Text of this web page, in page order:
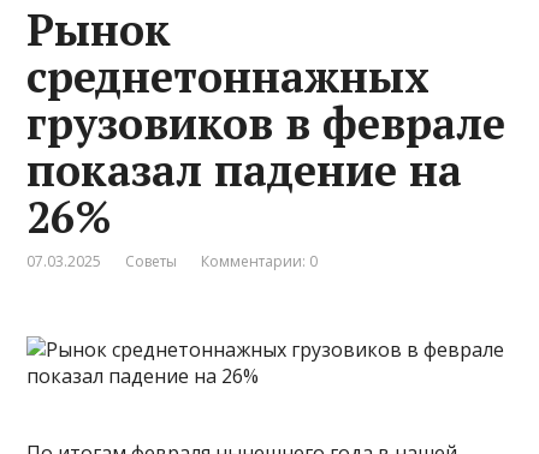
Рынок
среднетоннажных
грузовиков в феврале
показал падение на
26%
07.03.2025 Советы Комментарии: 0